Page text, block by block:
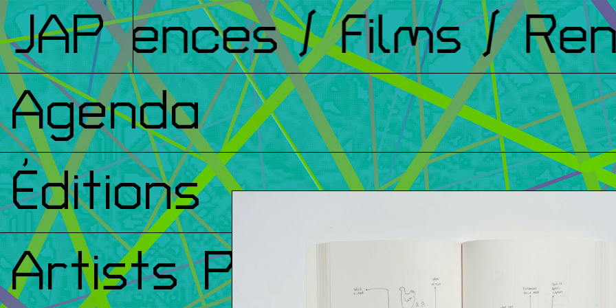
JAP / Films /
Agenda
Éditions
Artists Print